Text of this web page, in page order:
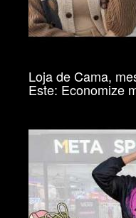
Loja de Cama,
Este: Economize